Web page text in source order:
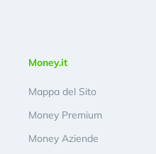
Money.it
Mappa del Sito
Money Premium
Money Aziende